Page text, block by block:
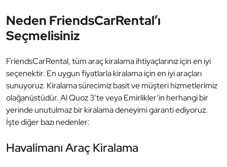
Neden FriendsCarRental’ı
Seçmelisiniz
FriendsCarRental, tüm araç kiralama ihtiyaçlarınız için en iyi
seçenektir. En uygun fiyatlarla kiralama için en iyi araçları
sunuyoruz. Kiralama sürecimiz basit ve müşteri hizmetlerimiz
olağanüstüdür. Al Quoz 3’te veya Emirlikler’in herhangi bir
yerinde unutulmaz bir kiralama deneyimi garanti ediyoruz.
İşte diğer bazı nedenler:
Havalimanı Araç Kiralama